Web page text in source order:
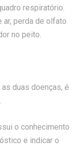
respiratório.
perda de olfato
no peito.
duas doenças, é
o conhecimento
e indicar o